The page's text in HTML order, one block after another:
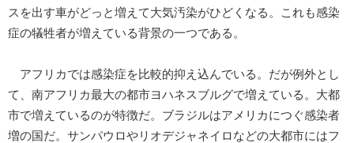
スを出す車がどっと増えて大気汚染がひどくなる。これも感染
症の犠牲者が増えている背景の一つである。
アフリカでは感染症を比較的抑え込んでいる。だが例外とし
て、南アフリカ最大の都市ヨハネスブルグで増えている。大都
市で増えているのが特徴だ。ブラジルはアメリカにつぐ感染者
増の国だ。サンパウロやリオデジャネイロなどの大都市にはフ